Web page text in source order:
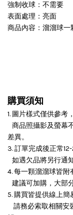
強制收球：不需要
表面處理：亮面
商品內容：溜溜球
購買須知
1. 圖片樣式僅供參考
商品照攝影及螢幕
差異。
3. 訂單完成後正常
如遇欠品將另行通
4. 每一顆溜溜球皆附
建議可加購，大部
5. 購買皆提供線上簡
請務必索取相關安